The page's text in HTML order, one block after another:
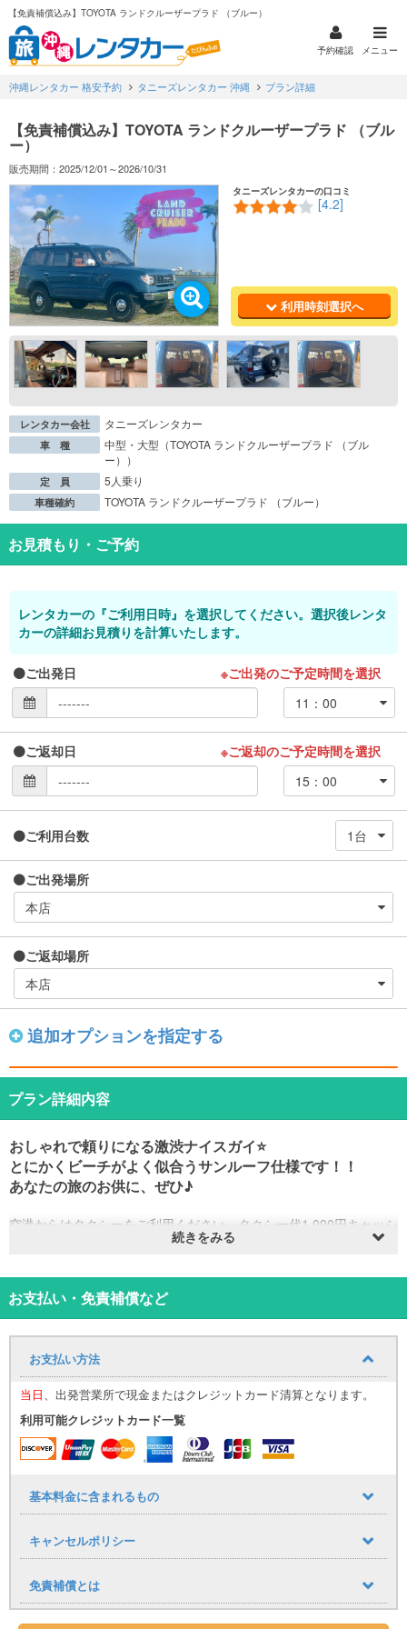
【免責補償込み】TOYOTA ランドクルーザープラド （ブルー）
予約確認 メニュー
沖縄レンタカー 格安予約 タニーズレンタカー 沖縄 プラン詳細
【免責補償込み】TOYOTA ランドクルーザープラド （ブル
ー）
販売期間：2025/12/01～2026/10/31
タニーズレンタカーの口コミ
[4.2]
利用時刻選択へ
レンタカー会社 タニーズレンタカー
車 種
中型・大型（TOYOTA ランドクルーザープラド （ブル
ー））
定 員 5人乗り
車種確約 TOYOTA ランドクルーザープラド （ブルー）
お見積もり・ご予約
レンタカーの『ご利用日時』を選択してください。選択後レンタ
カーの詳細お見積りを計算いたします。
ご出発日 ※ご出発のご予定時間を選択
ご返却日 ※ご返却のご予定時間を選択
ご利用台数
ご出発場所
ご返却場所
追加オプションを指定する
プラン詳細内容
おしゃれで頼りになる激渋ナイスガイ⭐️
とにかくビーチがよく似合うサンルーフ仕様です！！
あなたの旅のお供に、ぜひ♪
空港からはタクシーをご利用ください。タクシー代1,000円キャッシ
ュバックさせていただきます。
能です】
※当日ご利用の場合は、お気軽にお問合せください。
その場合は当日お貸出可能な車種をお選びいただき、ご出発いただ
く場合がございますので予めご了承いただけますようお願い致しま
す。
キャンセル手数料については下記をご確認ください。
・乗車日の7日前：無料
・乗車日の6～3日前：代金の20%
・乗車日の2～1日前：代金の30%
・乗車日及び乗車日を過ぎた場合：代金の100％
続きをみる
お支払い・免責補償など
お支払い方法
当日、出発営業所で現金またはクレジットカード清算となります。
利用可能クレジットカード一覧
基本料金に含まれるもの
キャンセルポリシー
免責補償とは